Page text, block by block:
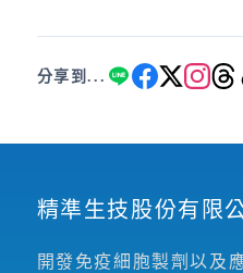
分享到...
精準生技股份有限
開發免疫細胞製劑以及